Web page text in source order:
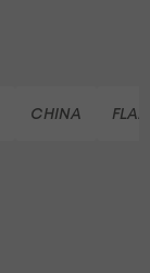
CHINA